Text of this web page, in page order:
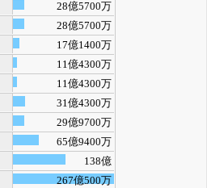
28億5700万
28億5700万
17億1400万
11億4300万
11億4300万
31億4300万
29億9700万
65億9400万
138億
267億500万